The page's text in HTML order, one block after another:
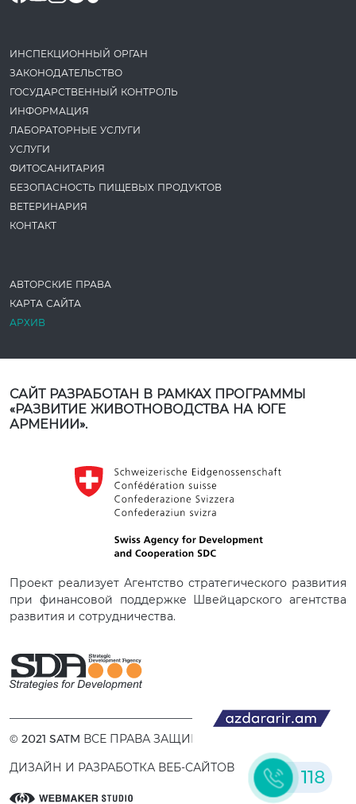
ИНСПЕКЦИОННЫЙ ОРГАН
ЗАКОНОДАТЕ­ЛЬСТВО
ГОСУДАРСТВЕННЫЙ КОНТРОЛЬ
ИНФОРМАЦИЯ
ЛАБОРАТОРНЫЕ УСЛУГИ
УСЛУГИ
ФИТОСАНИТАРИЯ
БЕЗОПАСНОСТЬ ПИЩЕВЫХ ПРОДУКТОВ
ВЕТЕРИНАРИЯ
КОНТАКТ
АВТОРСКИЕ ПРАВА
КАРТА САЙТА
АРХИВ
САЙТ РАЗРАБОТАН В РАМКАХ ПРОГРАММЫ
«РАЗВИТИЕ ЖИВОТНОВОДСТВА НА ЮГЕ
АРМЕНИИ».
Проект реализует Агентство стратегического развития
при финансовой поддержке Швейцарского агентства
развития и сотрудничества.
© 2021 SATM ВСЕ ПРАВА ЗАЩИЩЕНЫ.
ДИЗАЙН И РАЗРАБОТКА ВЕБ-САЙТОВ
118